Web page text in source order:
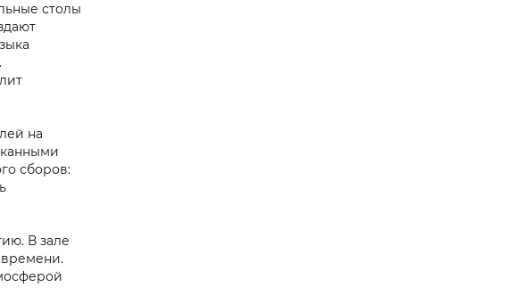
столы
на
сборов:
В зале